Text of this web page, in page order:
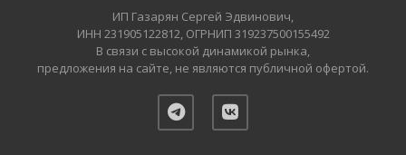
ИП Газарян Сергей Эдвинович,
ИНН 231905122812, ОГРНИП 319237500155492
В связи с высокой динамикой рынка,
предложения на сайте, не являются публичной офертой.